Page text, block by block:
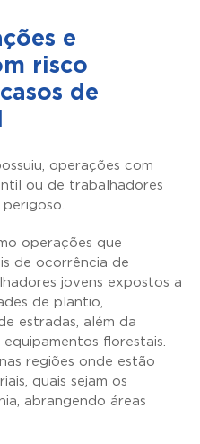
e
risco
de
operações com
ou de trabalhadores
operações que
de ocorrência de
jovens expostos a
de plantio,
estradas, além da
florestais.
regiões onde estão
quais sejam os
abrangendo áreas